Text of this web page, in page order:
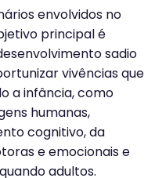
envolvidos no
principal é
sadio
vivências que
a infância, como
humanas,
cognitivo, da
e emocionais e
adultos.